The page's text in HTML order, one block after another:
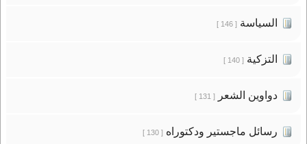
السياسة[ 146 ]
التزكية[ 140 ]
دواوين الشعر[ 131 ]
رسائل ماجستير ودكتوراه[ 130 ]